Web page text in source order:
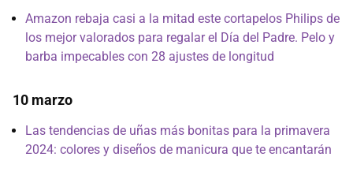
Amazon rebaja casi a la mitad este cortapelos Philips de
los mejor valorados para regalar el Día del Padre. Pelo y
barba impecables con 28 ajustes de longitud
10 marzo
Las tendencias de uñas más bonitas para la primavera
2024: colores y diseños de manicura que te encantarán